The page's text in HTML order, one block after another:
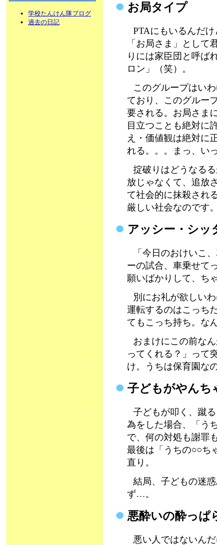
学校たんけん隊ブログ
過去の日記
お局タイプ
PTAにもいるんだ
「お局さま」として
りには家臣団と呼ば
ロン」（笑）。
このグループはい
ており、このグルー
要される。お局さま
目立つことも絶対に
え・価値観は絶対に
れる。。。まっ、い
掟破りはどうなる
放じゃなくて、追放
て社会的に抹殺され
厳しい社会なのです
アッシー・シッ
「今日のおけいこ
ーの試合、車乗せて
願いばかりして、ち
別にお礼が欲しい
運転するのはこっち
てもこっち持ち。な
おまけにこの前な
ってくれる？」って
け。うちは保育園な
子どもがやんち
子どもが叩く、蹴
為をした場合、「う
で、何の対処も謝罪
最後は「うちの○○ち
直り。
結局、子どもの迷
ず…。
悪酔いの酔っぱ
悪い人ではないん